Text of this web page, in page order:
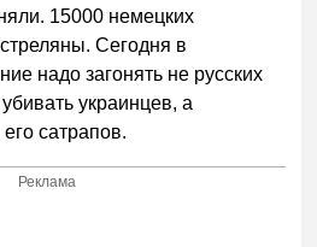
15000 немецких
Сегодня в
надо загонять не русских
украинцев, а
сатрапов.
Реклама